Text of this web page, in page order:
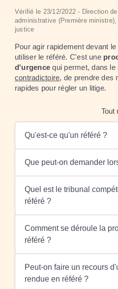
Vérifié le 23/12/2022 - Direction
administrative (Première
justice
Pour agir rapidement devant
utiliser le référé. C'est une
d'urgence qui permet, dans le
contradictoire, de prendre des
rapides pour régler un litige.
Tout
Qu'est-ce qu'un référé ?
Que peut-on demander
Quel est le tribunal
référé ?
Comment se déroule la
référé ?
Peut-on faire un recours
rendue en référé ?